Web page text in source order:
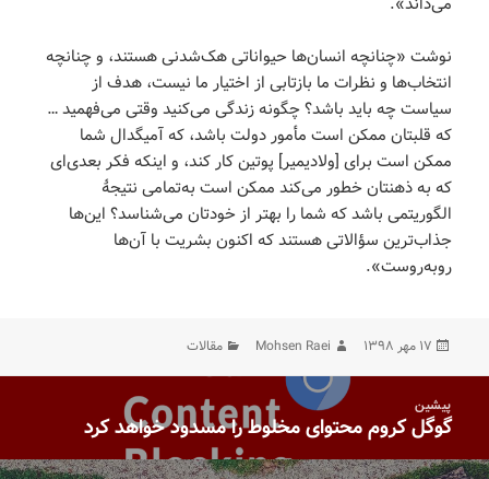
نوشت «چنانچه انسان‌ها حیواناتی هک‌شدنی هستند، و چنانچه
انتخاب‌ها و نظرات ما بازتابی از اختیار ما نیست، هدف از
سیاست چه باید باشد؟ چگونه زندگی می‌کنید وقتی می‌فهمید …
که قلبتان ممکن است مأمور دولت باشد، که آمیگدال شما
ممکن است برای [ولادیمیر] پوتین کار کند، و اینکه فکر بعدی‌ای
که به ذهنتان خطور می‌کند ممکن است به‌تمامی نتیجۀ
الگوریتمی باشد که شما را بهتر از خودتان می‌شناسد؟ این‌ها
جذاب‌ترین سؤالاتی هستند که اکنون بشریت با آن‌ها
روبه‌روست».
ارسال
۱۷ مهر ۱۳۹۸ نویسنده
Mohsen Raei دسته‌ها
مقالات
نوشته‌هاپیشین
نوشته
قبلی:
گوگل کروم محتوای مخلوط را مسدود خواهد کرد